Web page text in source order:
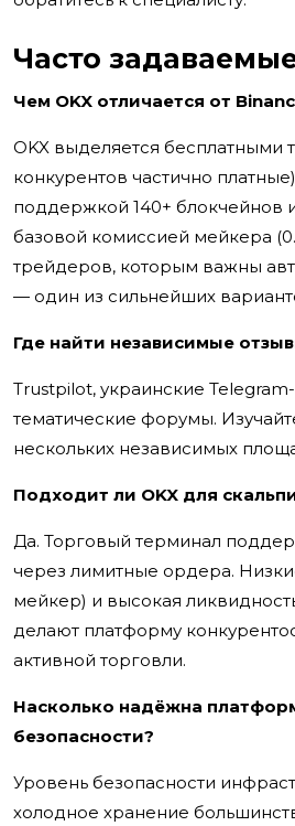
Часто
Чем OKX отличается от
OKX выделяется бесплатными
конкурентов частично
поддержкой 140+ блокчейнов
базовой комиссией мейкера
трейдеров, которым важны
— один из сильнейших
Где найти независимые
Trustpilot, украинские
тематические форумы.
нескольких независимых
Подходит ли OKX для
Да. Торговый терминал
через лимитные ордера.
мейкер) и высокая
делают платформу
активной торговли.
Насколько надёжна
безопасности?
Уровень безопасности
холодное хранение